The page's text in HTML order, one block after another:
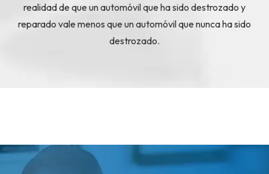
realidad de que un automóvil que ha sido destrozado y
reparado vale menos que un automóvil que nunca ha sido
destrozado.